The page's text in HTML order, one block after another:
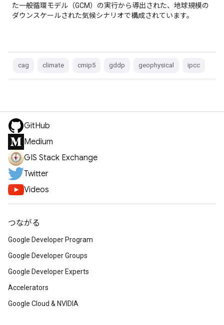
た一般循環モデル（GCM）の実行から導出された、地球規模の
ダウンスケールされた気候シナリオで構成されています。
cag climate cmip5 gddp geophysical ipcc
GitHub
Medium
GIS Stack Exchange
Twitter
Videos
つながる
Google Developer Program
Google Developer Groups
Google Developer Experts
Accelerators
Google Cloud & NVIDIA